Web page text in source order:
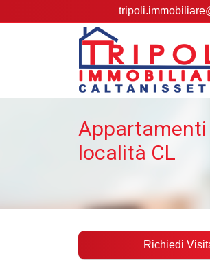
Appartamenti
località CL
Richiedi